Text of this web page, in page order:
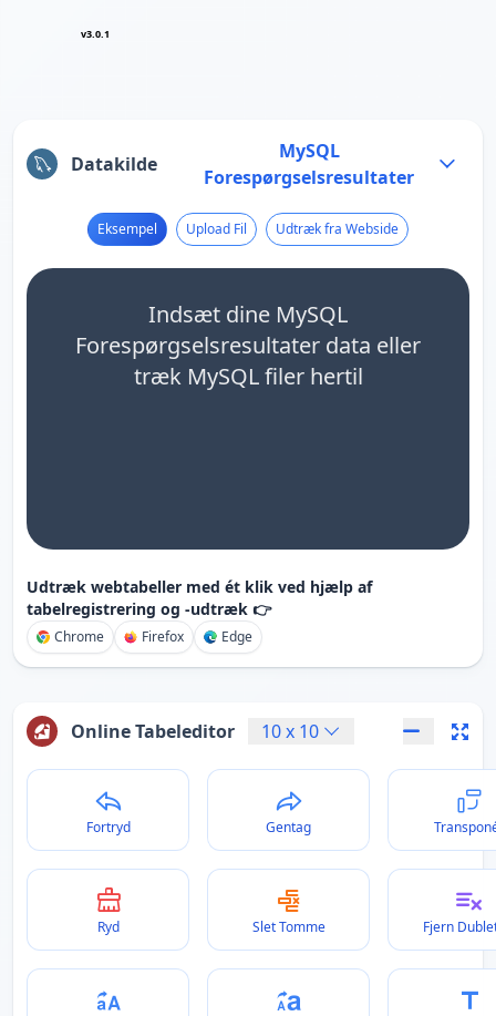
v3.0.1
Datakilde
MySQL
Forespørgselsresultater
Eksempel Upload Fil Udtræk fra Webside
Indsæt dine MySQL
Forespørgselsresultater data eller
træk MySQL filer hertil
Udtræk webtabeller med ét klik ved hjælp af
tabelregistrering og -udtræk 👉
Chrome Firefox Edge
Online Tabeleditor 10x 10
Fortryd Gentag
Ryd Slet Tomme Fjern